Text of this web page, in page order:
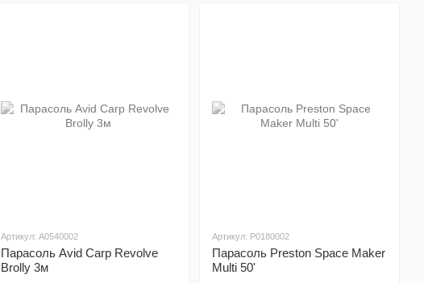
Артикул: A0540002
Парасоль Avid Carp Revolve
Brolly 3м
Артикул: P0180002
Парасоль Preston Space Maker
Multi 50'